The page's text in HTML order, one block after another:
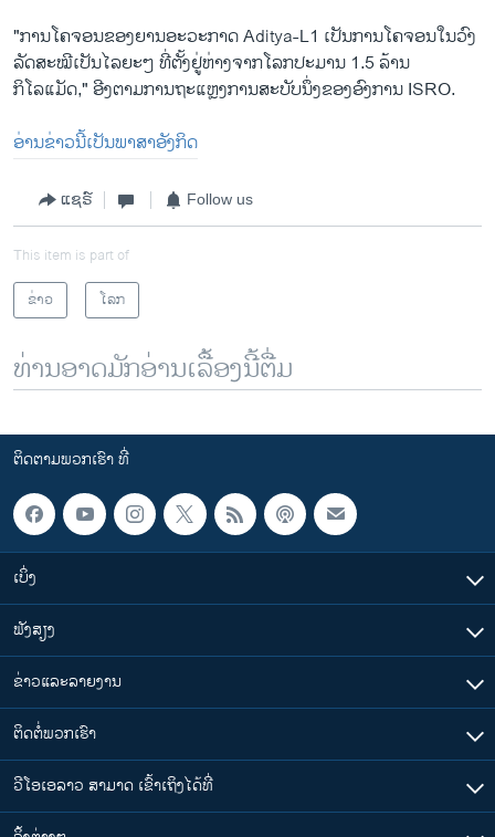
"ການໂຄຈອນຂອງຍານອະວະກາດ Aditya-L1 ເປັນການໂຄຈອນໃນວົງ
ລັດສະໝີເປັນໄລຍະໆ ທີ່ຕັ້ງຢູ່ຫ່າງຈາກໂລກປະມານ 1.5 ລ້ານ
ກິໂລແມັດ," ອີງຕາມການຖະແຫຼງການສະບັບນຶ່ງຂອງ​ອົງ​ການ ISRO.
ອ່ານຂ່າວນີ້ເປັນພາສາອັງກິດ
ແຊຣ໌ Follow us
This item is part of
ຂ່າວ
ໂລກ
ທ່ານອາດມັກອ່ານເລື້ອງນີ້ຕື່ມ
ຕິດຕາມພວກເຮົາ ທີ່
ເບິ່ງ
ຟັງສຽງ
ຂ່າວແລະລາຍງານ
ຕິດຕໍ່ພວກເຮົາ
ວີໂອເອລາວ ສາມາດ ເຂົ້າເຖິງໄດ້ທີ່